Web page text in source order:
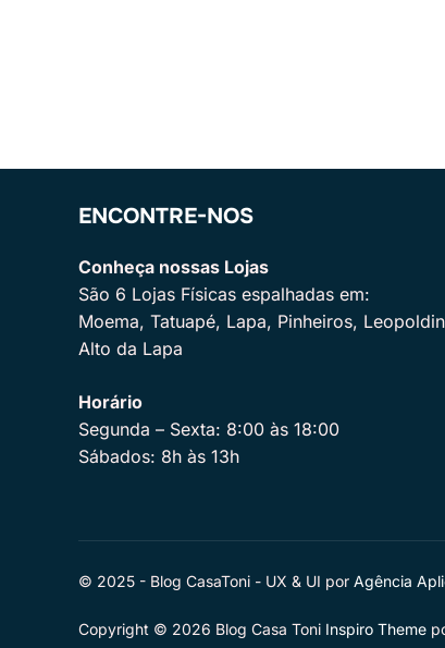
ENCONTRE-NOS
Conheça nossas Lojas
São 6 Lojas Físicas espalhadas em:
Moema, Tatuapé, Lapa, Pinheiros,
Alto da Lapa
Horário
Segunda – Sexta: 8:00 às 18:00
Sábados: 8h às 13h
© 2025 - Blog CasaToni - UX & UI por Agência
Copyright © 2026 Blog Casa Toni Inspiro Theme